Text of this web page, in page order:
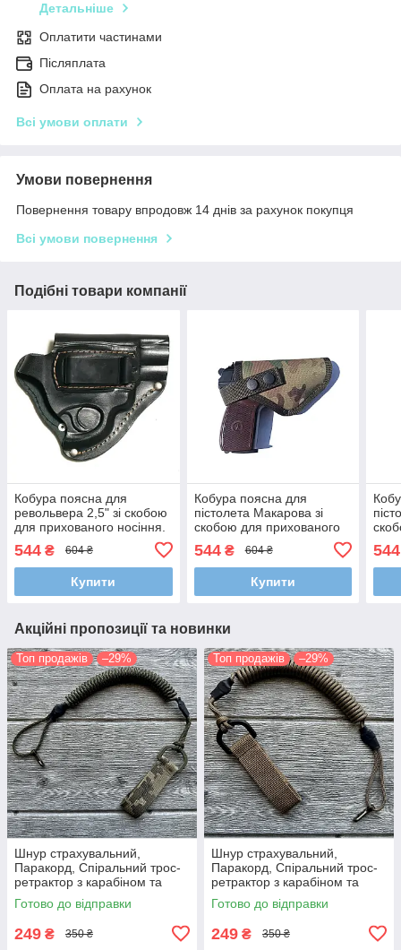
Детальніше
Оплатити частинами
Післяплата
Оплата на рахунок
Всі умови оплати
Умови повернення
Повернення товару впродовж 14 днів за рахунок покупця
Всі умови повернення
Подібні товари компанії
Кобура поясна для
револьвера 2,5" зі скобою
для прихованого носіння.
544 ₴ 604 ₴
Купити
Кобура поясна для
пістолета Макарова зі
скобою для прихованого
544₴ 604 ₴
Купити
544
Акційні пропозиції та новинки
Топ продажів –29%
Шнур страхувальний,
Паракорд, Спіральний трос-
ретрактор з карабіном та
кріпленням на пояс (Довжина
35-100 см)
Готово до відправки
249 ₴ 350 ₴
Топ продажів –29%
Шнур страхувальний,
Паракорд, Спіральний трос-
ретрактор з карабіном та
кріпленням на пояс (Довжина
35-100 см)
Готово до відправки
249 ₴ 350 ₴